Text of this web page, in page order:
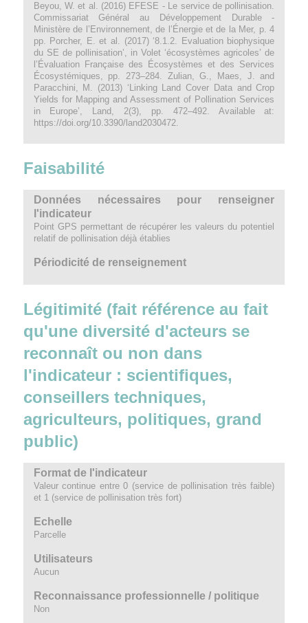
Beyou, W. et al. (2016) EFESE - Le service de pollinisation.
Commissariat Général au Développement Durable -
Ministère de l’Environnement, de l’Énergie et de la Mer, p. 4
pp. Porcher, E. et al. (2017) ‘8.1.2. Evaluation biophysique
du SE de pollinisation’, in Volet ‘écosystèmes agricoles’ de
l’Évaluation Française des Écosystèmes et des Services
Écosystémiques, pp. 273–284. Zulian, G., Maes, J. and
Paracchini, M. (2013) ‘Linking Land Cover Data and Crop
Yields for Mapping and Assessment of Pollination Services
in Europe’, Land, 2(3), pp. 472–492. Available at:
https://doi.org/10.3390/land2030472.
Faisabilité
Données nécessaires pour renseigner
l'indicateur
Point GPS permettant de récupérer les valeurs du potentiel
relatif de pollinisation déjà établies
Périodicité de renseignement
Légitimité (fait référence au fait
qu'une diversité d'acteurs se
reconnaît ou non dans
l'indicateur : scientifiques,
conseillers techniques,
agriculteurs, politiques, grand
public)
Format de l'indicateur
Valeur continue entre 0 (service de pollinisation très faible)
et 1 (service de pollinisation très fort)
Echelle
Parcelle
Utilisateurs
Aucun
Reconnaissance professionnelle / politique
Non